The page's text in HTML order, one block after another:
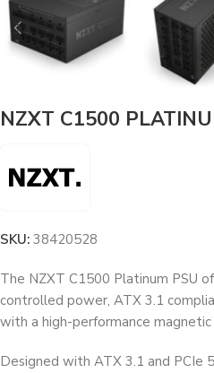
NZXT C1500
SKU: 38420528
The NZXT C1500 Platinum PSU
controlled power, ATX 3.1
with a high-performance
Designed with ATX 3.1 and PCIe